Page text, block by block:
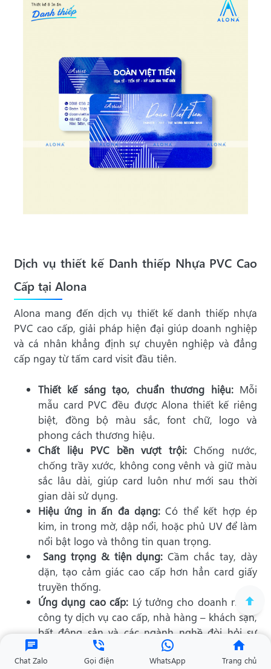
Dịch vụ thiết kế Danh thiếp Nhựa PVC Cao
Cấp tại Alona
Alona mang đến dịch vụ thiết kế danh thiếp nhựa
PVC cao cấp, giải pháp hiện đại giúp doanh nghiệp
và cá nhân khẳng định sự chuyên nghiệp và đẳng
cấp ngay từ tấm card visit đầu tiên.
Thiết kế sáng tạo, chuẩn thương hiệu: Mỗi
mẫu card PVC đều được Alona thiết kế riêng
biệt, đồng bộ màu sắc, font chữ, logo và
phong cách thương hiệu.
Chất liệu PVC bền vượt trội:Chống nước,
chống trầy xước, không cong vênh và giữ màu
sắc lâu dài, giúp card luôn như mới sau thời
gian dài sử dụng.
Hiệu ứng in ấn đa dạng:Có thể kết hợp ép
kim, in trong mờ, dập nổi, hoặc phủ UV để làm
nổi bật logo và thông tin quan trọng.
Sang trọng & tiện dụng:Cầm chắc tay, dày
dặn, tạo cảm giác cao cấp hơn hẳn card giấy
truyền thống.
Ứng dụng cao cấp: Lý tưởng cho doanh nhân,
công ty dịch vụ cao cấp, nhà hàng – khách sạn,
bất động sản và các ngành nghề đòi hỏi sự
khác biệt, chuyên nghiệp.
Chat Zalo Gọi điện WhatsApp Trang chủ